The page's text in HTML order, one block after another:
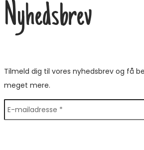
Nyhedsbrev
Tilmeld dig til vores nyhedsbrev og få
meget mere.